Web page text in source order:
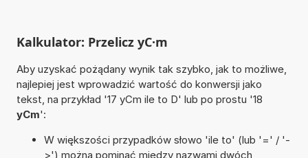
Kalkulator: Przelicz yC·m
Aby uzyskać pożądany wynik tak szybko, jak to możliwe,
najlepiej jest wprowadzić wartość do konwersji jako
tekst, na przykład '17 yCm ile to D' lub po prostu '18
yCm':
W większości przypadków słowo 'ile to' (lub '=' / '-
>') można pominąć między nazwami dwóch